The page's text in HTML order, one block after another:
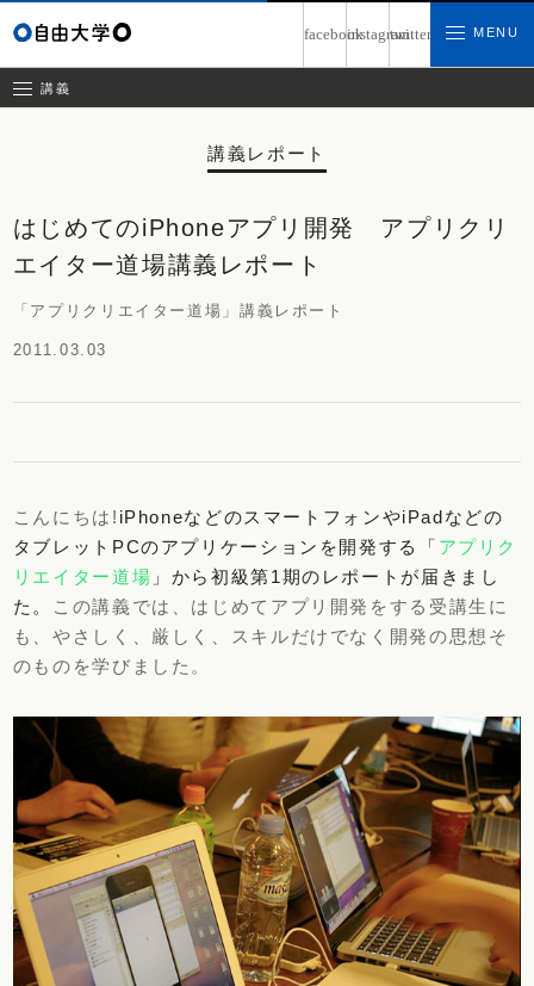
お問い合わせfacebookinstagramtwitter MENU
講義
講義レポート
はじめてのiPhoneアプリ開発 アプリクリ
エイター道場講義レポート
「アプリクリエイター道場」講義レポート
2011.03.03
こんにちは! iPhoneなどのスマートフォンやiPadなどの
タブレットPCのアプリケーションを開発する「 アプリク
リエイター道場 」から初級第1期のレポートが届きまし
た。
この講義では、はじめてアプリ開発をする受講生に
も、やさしく、厳しく、スキルだけでなく開発の思想そ
のものを学びました。